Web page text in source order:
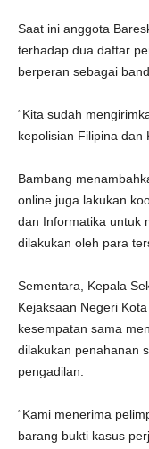
Saat ini anggota
terhadap dua daftar
berperan sebagai
“Kita sudah
kepolisian Filipina dan
Bambang
online juga lakukan
dan Informatika untuk
dilakukan oleh para
Sementara, Kepala
Kejaksaan Negeri
kesempatan sama
dilakukan penahanan
pengadilan.
“Kami menerima
barang bukti kasus